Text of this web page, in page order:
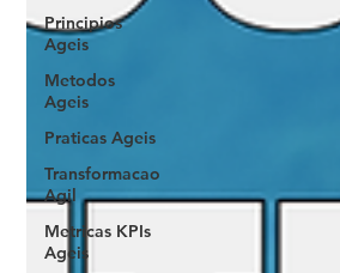
Principios
Ageis
Metodos
Ageis
Praticas Ageis
Transformacao
Agil
Metricas KPIs
Ageis